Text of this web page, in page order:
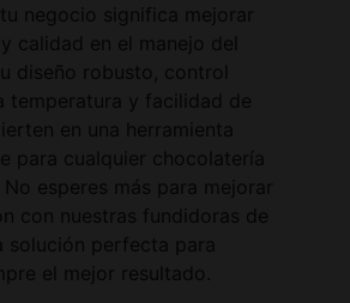
negocio significa mejorar
calidad en el manejo del
diseño robusto, control
temperatura y facilidad de
en una herramienta
para cualquier chocolatería
esperes más para mejorar
con nuestras fundidoras de
solución perfecta para
el mejor resultado.